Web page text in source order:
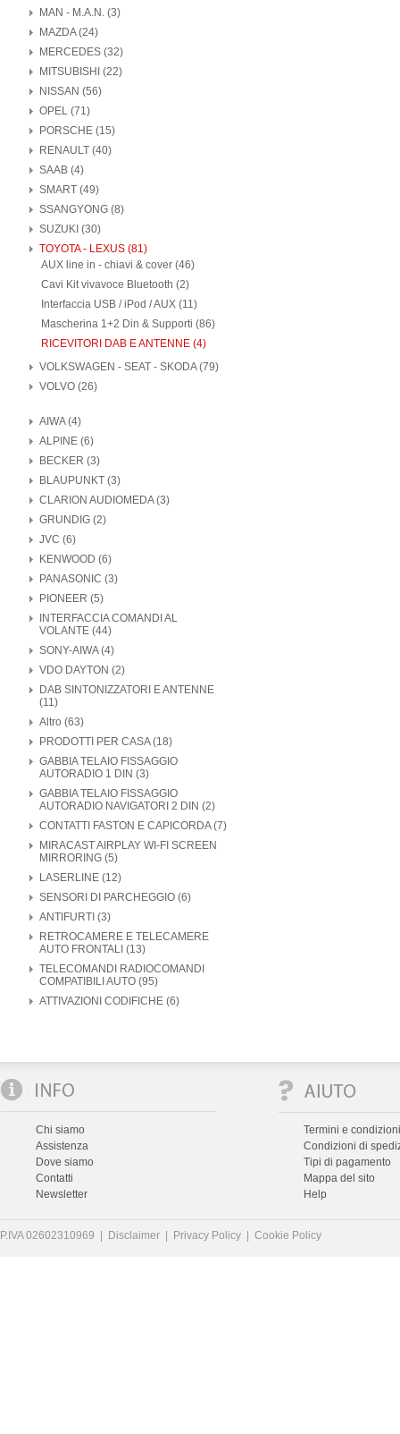
MAN - M.A.N. (3)
MAZDA (24)
MERCEDES (32)
MITSUBISHI (22)
NISSAN (56)
OPEL (71)
PORSCHE (15)
RENAULT (40)
SAAB (4)
SMART (49)
SSANGYONG (8)
SUZUKI (30)
TOYOTA - LEXUS (81)
AUX line in - chiavi & cover (46)
Cavi Kit vivavoce Bluetooth (2)
Interfaccia USB / iPod / AUX (11)
Mascherina 1+2 Din & Supporti (86)
RICEVITORI DAB E ANTENNE (4)
VOLKSWAGEN - SEAT - SKODA (79)
VOLVO (26)
AIWA (4)
ALPINE (6)
BECKER (3)
BLAUPUNKT (3)
CLARION AUDIOMEDA (3)
GRUNDIG (2)
JVC (6)
KENWOOD (6)
PANASONIC (3)
PIONEER (5)
INTERFACCIA COMANDI AL
VOLANTE (44)
SONY-AIWA (4)
VDO DAYTON (2)
DAB SINTONIZZATORI E ANTENNE
(11)
Altro (63)
PRODOTTI PER CASA (18)
GABBIA TELAIO FISSAGGIO
AUTORADIO 1 DIN (3)
GABBIA TELAIO FISSAGGIO
AUTORADIO NAVIGATORI 2 DIN (2)
CONTATTI FASTON E CAPICORDA (7)
MIRACAST AIRPLAY WI-FI SCREEN
MIRRORING (5)
LASERLINE (12)
SENSORI DI PARCHEGGIO (6)
ANTIFURTI (3)
RETROCAMERE E TELECAMERE
AUTO FRONTALI (13)
TELECOMANDI RADIOCOMANDI
COMPATIBILI AUTO (95)
ATTIVAZIONI CODIFICHE (6)
Chi siamo
Assistenza
Dove siamo
Contatti
Newsletter
Termini e
Condizioni di
Tipi di pagamento
Mappa del sito
Help
P.IVA 02602310969 | Disclaimer Privacy Policy Cookie Policy